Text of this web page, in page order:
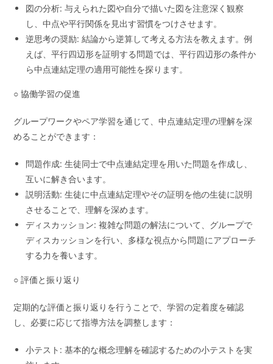
図の分析: 与えられた図や自分で描いた図を注意深く観察
し、中点や平行関係を見出す習慣をつけさせます。
逆思考の奨励: 結論から逆算して考える方法を教えます。例
えば、平行四辺形を証明する問題では、平行四辺形の条件か
ら中点連結定理の適用可能性を探ります。
○ 協働学習の促進
グループワークやペア学習を通じて、中点連結定理の理解を深
めることができます：
問題作成: 生徒同士で中点連結定理を用いた問題を作成し、
互いに解き合います。
説明活動: 生徒に中点連結定理やその証明を他の生徒に説明
させることで、理解を深めます。
ディスカッション: 複雑な問題の解法について、グループで
ディスカッションを行い、多様な視点から問題にアプローチ
する力を養います。
○ 評価と振り返り
定期的な評価と振り返りを行うことで、学習の定着度を確認
し、必要に応じて指導方法を調整します：
小テスト: 基本的な概念理解を確認するための小テストを実